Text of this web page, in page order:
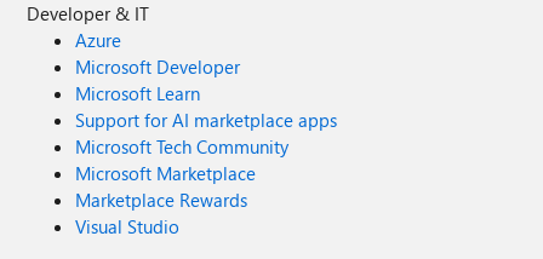
Developer & IT
Azure
Microsoft Developer
Microsoft Learn
Support for AI marketplace apps
Microsoft Tech Community
Microsoft Marketplace
Marketplace Rewards
Visual Studio